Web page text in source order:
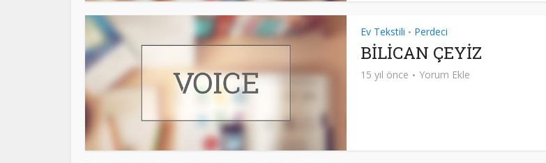
Ev Tekstili • Perdeci
BİLİCAN ÇEYİZ
15 yıl önce Yorum Ekle